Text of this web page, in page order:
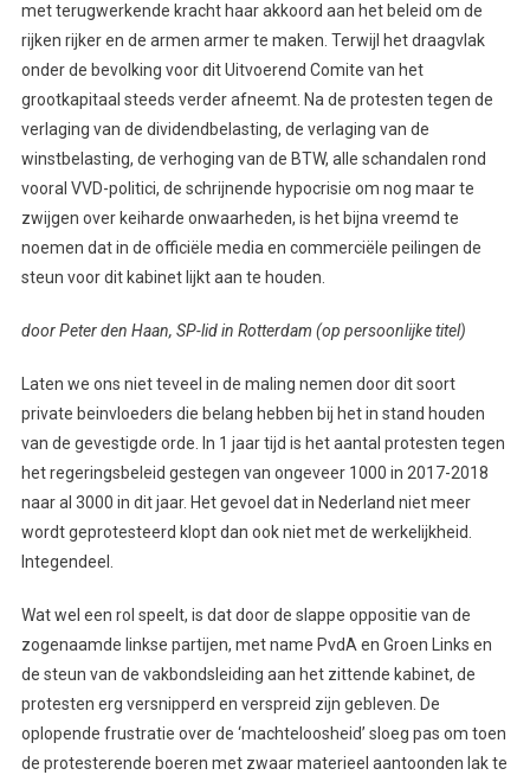
met terugwerkende kracht haar akkoord aan het beleid om de
rijken rijker en de armen armer te maken. Terwijl het draagvlak
onder de bevolking voor dit Uitvoerend Comite van het
grootkapitaal steeds verder afneemt. Na de protesten tegen de
verlaging van de dividendbelasting, de verlaging van de
winstbelasting, de verhoging van de BTW, alle schandalen rond
vooral VVD-politici, de schrijnende hypocrisie om nog maar te
zwijgen over keiharde onwaarheden, is het bijna vreemd te
noemen dat in de officiële media en commerciële peilingen de
steun voor dit kabinet lijkt aan te houden.
door Peter den Haan, SP-lid in Rotterdam (op persoonlijke titel)
Laten we ons niet teveel in de maling nemen door dit soort
private beinvloeders die belang hebben bij het in stand houden
van de gevestigde orde. In 1 jaar tijd is het aantal protesten tegen
het regeringsbeleid gestegen van ongeveer 1000 in 2017-2018
naar al 3000 in dit jaar. Het gevoel dat in Nederland niet meer
wordt geprotesteerd klopt dan ook niet met de werkelijkheid.
Integendeel.
Wat wel een rol speelt, is dat door de slappe oppositie van de
zogenaamde linkse partijen, met name PvdA en Groen Links en
de steun van de vakbondsleiding aan het zittende kabinet, de
protesten erg versnipperd en verspreid zijn gebleven. De
oplopende frustratie over de ‘machteloosheid’ sloeg pas om toen
de protesterende boeren met zwaar materieel aantoonden lak te